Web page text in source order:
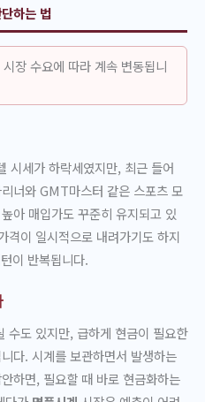
하는 법
장 수요에 따라 계속 변동됩니
시세가 하락세였지만, 최근 들어
너와 GMT마스터 같은 스포츠 모
아 매입가도 꾸준히 유지되고 있
격이 일시적으로 내려가기도 하지
이 반복됩니다.
수도 있지만, 급하게 현금이 필요한
다. 시계를 보관하면서 발생하는
하면, 필요할 때 바로 현금화하는